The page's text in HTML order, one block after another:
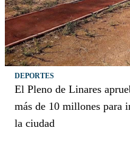
DEPORTES
El Pleno de Linares
más de 10 millones para
la ciudad